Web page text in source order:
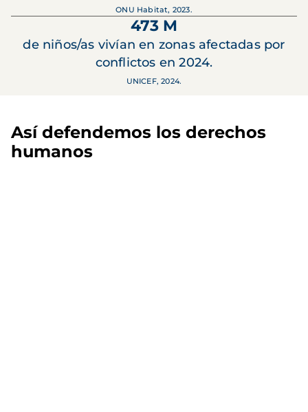
ONU Habitat, 2023.
473 M
de niños/as vivían en zonas afectadas por
conflictos en 2024.
UNICEF, 2024.
Así defendemos los derechos
humanos